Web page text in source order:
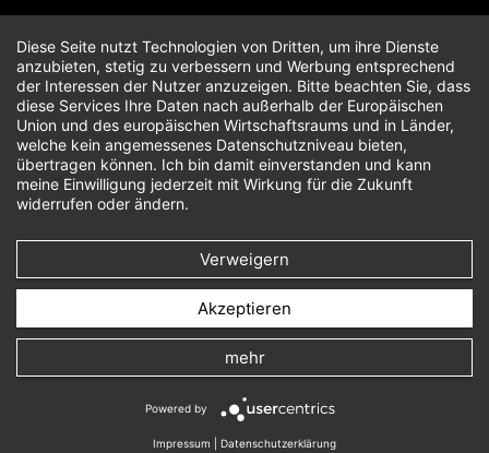
Diese Seite nutzt Technologien von Dritten, um ihre Dienste
anzubieten, stetig zu verbessern und Werbung entsprechend
der Interessen der Nutzer anzuzeigen. Bitte beachten Sie, dass
diese Services Ihre Daten nach außerhalb der Europäischen
Union und des europäischen Wirtschaftsraums und in Länder,
welche kein angemessenes Datenschutzniveau bieten,
übertragen können. Ich bin damit einverstanden und kann
meine Einwilligung jederzeit mit Wirkung für die Zukunft
widerrufen oder ändern.
Verweigern
Akzeptieren
mehr
Powered by
Impressum Datenschutzerklärung